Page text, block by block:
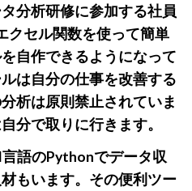
分析研修に参加する社員
クセル関数を使って簡単
自作できるようになって
は自分の仕事を改善する
析は原則禁止されていま
分で取りに行きます。
語のPythonでデータ収
もいます。その便利ツー